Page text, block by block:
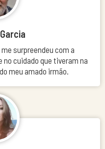
surpreendeu com a
cuidado que tiveram na
meu amado irmão.